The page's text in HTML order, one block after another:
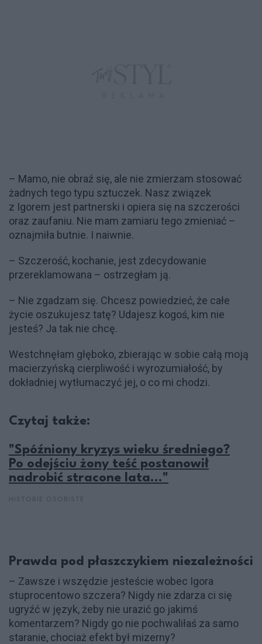
– Mamo, nie obraź się, ale nie zmierzam stosować
żadnych tego typu sztuczek. Nasz związek
z Igorem jest partnerski i opiera się na szczerości
oraz zaufaniu. Nie mam zamiaru tego zmieniać –
oznajmiła butnie. I naiwnie.
– Szczerość, kochanie, jest zdecydowanie
przereklamowana – ostrzegłam ją.
– Nie zgadzam się. Chcesz powiedzieć, że całe
życie oszukujesz tatę? Udajesz kogoś, kim nie
jesteś? Ja tak nie chcę.
Westchnęłam głęboko, zbierając w sobie całą moją
macierzyńską cierpliwość i wyrozumiałość, by
dokładniej wytłumaczyć jej, o co mi chodzi.
Czytaj także:
"Spóźniony kryzys wieku średniego?
Po odejściu żony teść postanowił
nadrobić stracone lata..."
Prawda pod płaszczykiem niezależności
– Zawsze i wszędzie jesteście wobec Igora
stuprocentowo szczera? Nigdy nie zdarza ci się
ugryźć w język, żeby nie urazić go jakimś
komentarzem? Nigdy go nie pochwaliłaś za samo
staranie, chociaż efekt był mizerny?